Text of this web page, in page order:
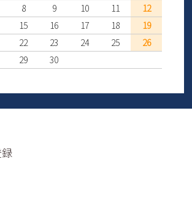
8 9 10 11
12
15 16 17 18
19
22 23 24 25
26
29 30